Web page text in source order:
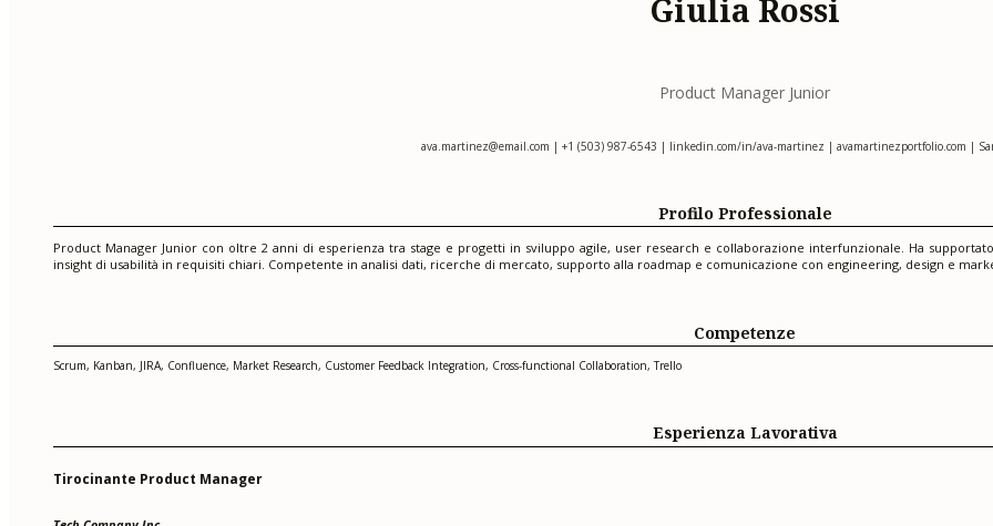
Giulia Rossi
Product Manager Junior
ava.martinez@email.com | +1 (503) 987-6543 | linkedin.com/in/ava-martinez | avamartinezportfolio.com |
Profilo Professionale
Product Manager Junior con oltre 2 anni di esperienza tra stage e progetti in sviluppo agile, user research e collaborazione interfunzionale. Ha
insight di usabilità in requisiti chiari. Competente in analisi dati, ricerche di mercato, supporto alla roadmap e comunicazione con engineering, design e
Competenze
Scrum, Kanban, JIRA, Confluence, Market Research, Customer Feedback Integration, Cross-functional Collaboration, Trello
Esperienza Lavorativa
Tirocinante Product Manager